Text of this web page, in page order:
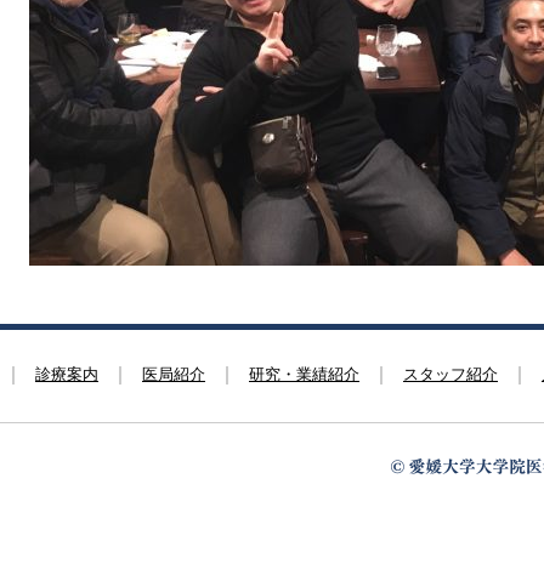
診療案内 医局紹介 研究・業績紹介 スタッフ紹介